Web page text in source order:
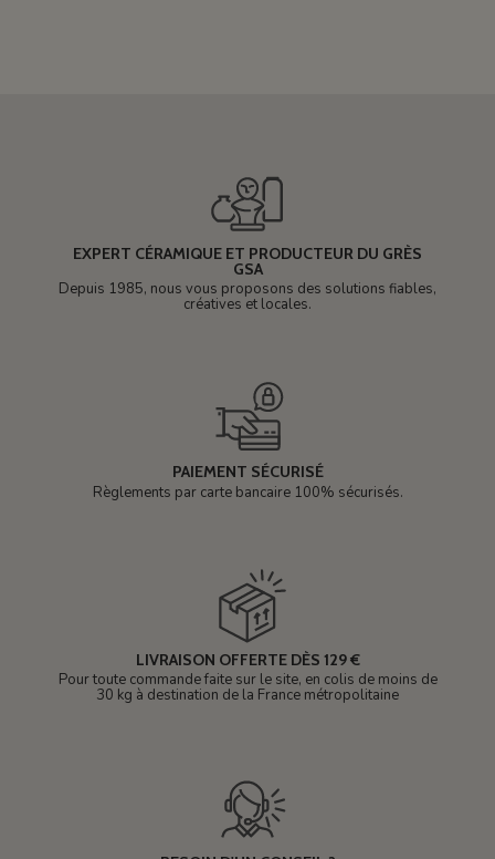
EXPERT CÉRAMIQUE ET PRODUCTEUR DU GRÈS
GSA
Depuis 1985, nous vous proposons des solutions fiables,
créatives et locales.
PAIEMENT SÉCURISÉ
Règlements par carte bancaire 100% sécurisés.
LIVRAISON OFFERTE DÈS 129 €
Pour toute commande faite sur le site, en colis de moins de
30 kg à destination de la France métropolitaine